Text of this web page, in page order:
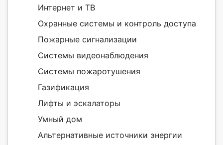
Интернет и ТВ
Охранные системы и контроль доступа
Пожарные сигнализации
Системы видеонаблюдения
Системы пожаротушения
Газификация
Лифты и эскалаторы
Умный дом
Альтернативные источники энергии